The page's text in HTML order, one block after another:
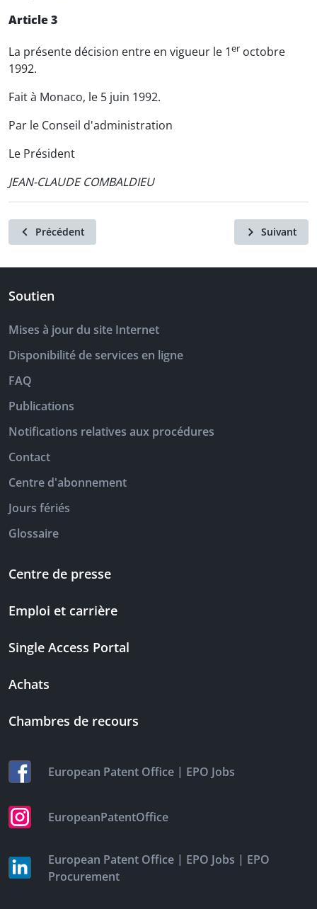
Article 3
La présente décision entre en vigueur le 1er octobre
1992.
Fait à Monaco, le 5 juin 1992.
Par le Conseil d'administration
Le Président
JEAN-CLAUDE COMBALDIEU
Précédent Suivant
Soutien
Mises à jour du site Internet
Disponibilité de services en ligne
FAQ
Publications
Notifications relatives aux procédures
Contact
Centre d'abonnement
Jours fériés
Glossaire
Centre de presse
Emploi et carrière
Single Access Portal
Achats
Chambres de recours
European Patent Office | EPO Jobs
EuropeanPatentOffice
European Patent Office | EPO Jobs | EPO
Procurement